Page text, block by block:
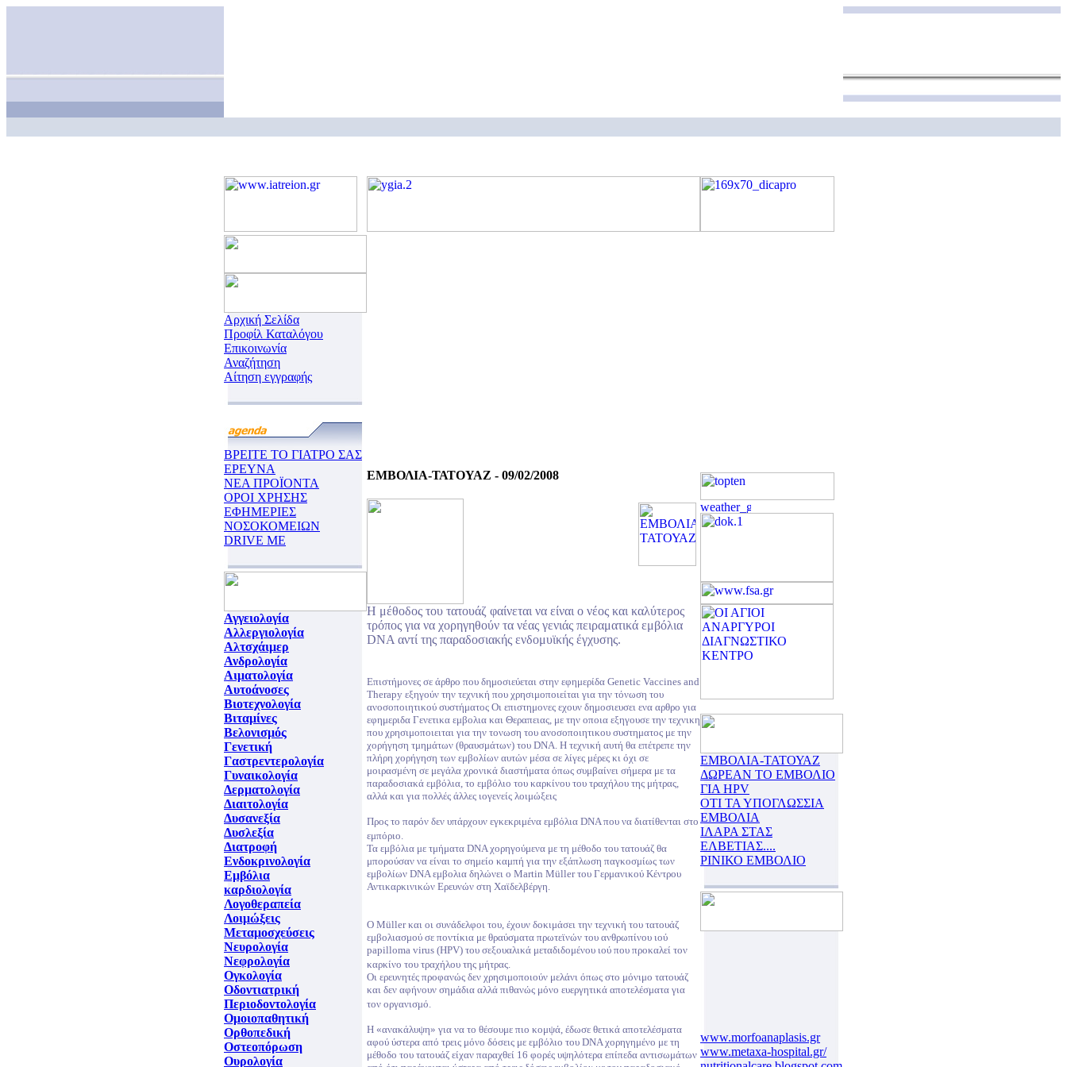
Αρχική Σελίδα
Προφίλ Καταλόγου
Επικοινωνία
Αναζήτηση
Αίτηση εγγραφής
ΒΡΕΙΤΕ ΤΟ ΓΙΑΤΡΟ ΣΑΣ
ΕΡΕΥΝΑ
ΝΕΑ ΠΡΟΪΟΝΤΑ
ΟΡΟΙ ΧΡΗΣΗΣ
ΕΦΗΜΕΡΙΕΣ
ΝΟΣΟΚΟΜΕΙΩΝ
DRIVE ME
Αγγειολογία
Αλλεργιολογία
Αλτσχάιμερ
Ανδρολογία
Αιματολογία
Αυτοάνοσες
Βιοτεχνολογία
Βιταμίνες
Βελονισμός
Γενετική
Γαστρεντερολογία
Γυναικολογία
Δερματολογία
Διαιτολογία
Δυσανεξία
Δυσλεξία
Διατροφή
Ενδοκρινολογία
Εμβόλια
καρδιολογία
Λογοθεραπεία
Λοιμώξεις
Μεταμοσχεύσεις
Νευρολογία
Νεφρολογία
Ογκολογία
Οδοντιατρική
Περιοδοντολογία
Ομοιοπαθητική
Ορθοπεδική
Οστεοπόρωση
Ουρολογία
ΕΜΒΟΛΙΑ-ΤΑΤΟΥΑΖ - 09/02/2008
H μέθοδος του τατουάζ φαίνεται να είναι ο νέος και καλύτερος
τρόπος για να χορηγηθούν τα νέας γενιάς πειραματικά εμβόλια
DNA αντί της παραδοσιακής ενδομυϊκής έγχυσης.
Επιστήμονες σε άρθρο που δημοσιεύεται στην εφημερίδα Genetic Vaccines and
Therapy εξηγούν την τεχνική που χρησιμοποιείται για την τόνωση του
ανοσοποιητικού συστήματος Οι επιστημονες εχουν δημοσιευσει ενα αρθρο για
εφημεριδα Γενετικα εμβολια και Θεραπειας, με την οποια εξηγουσε την τεχνικη
που χρησιμοποιειται για την τονωση του ανοσοποιητικου συστηματος με την
χορήγηση τμημάτων (θραυσμάτων) του DNA. Η τεχνική αυτή θα επέτρεπε την
πλήρη χορήγηση των εμβολίων αυτών μέσα σε λίγες μέρες κι όχι σε
μοιρασμένη σε μεγάλα χρονικά διαστήματα όπως συμβαίνει σήμερα με τα
παραδοσιακά εμβόλια, το εμβόλιο του καρκίνου του τραχήλου της μήτρας,
αλλά και για πολλές άλλες ιογενείς λοιμώξεις
Προς το παρόν δεν υπάρχουν εγκεκριμένα εμβόλια DNA που να διατίθενται στο
εμπόριο.
Τα εμβόλια με τμήματα DNA χορηγούμενα με τη μέθοδο του τατουάζ θα
μπορούσαν να είναι το σημείο καμπή για την εξάπλωση παγκοσμίως των
εμβολίων DNA εμβολια δηλώνει ο Martin Müller του Γερμανικού Κέντρου
Αντικαρκινικών Ερευνών στη Χαϊδελβέργη.
Ο Müller και οι συνάδελφοι του, έχουν δοκιμάσει την τεχνική του τατουάζ
εμβολιασμού σε ποντίκια με θραύσματα πρωτεϊνών του ανθρωπίνου ιού
papilloma virus (HPV) του σεξουαλικά μεταδιδομένου ιού που προκαλεί τον
καρκίνο του τραχήλου της μήτρας.
Oι ερευνητές προφανώς δεν χρησιμοποιούν μελάνι όπως στο μόνιμο τατουάζ
και δεν αφήνουν σημάδια αλλά πιθανώς μόνο ευεργητικά αποτελέσματα για
τον οργανισμό.
Η «ανακάλυψη» για να το θέσουμε πιο κομψά, έδωσε θετικά αποτελέσματα
αφού ύστερα από τρεις μόνο δόσεις με εμβόλιο του DNA χορηγημένο με τη
μέθοδο του τατουάζ είχαν παραχθεί 16 φορές υψηλότερα επίπεδα αντισωμάτων
ΕΜΒΟΛΙΑ-ΤΑΤΟΥΑΖ
ΔΩΡΕΑΝ ΤΟ ΕΜΒΟΛΙΟ
ΓΙΑ HPV
ΟΤΙ ΤΑ ΥΠΟΓΛΩΣΣΙΑ
ΕΜΒΟΛΙΑ
ΙΛΑΡΑ ΣΤΑΣ
ΕΛΒΕΤΙΑΣ....
ΡΙΝΙΚΟ ΕΜΒΟΛΙΟ
www.morfoanaplasis.gr
www.metaxa-hospital.gr/
nutritionalcare.blogspot.com/2007/12/blog-